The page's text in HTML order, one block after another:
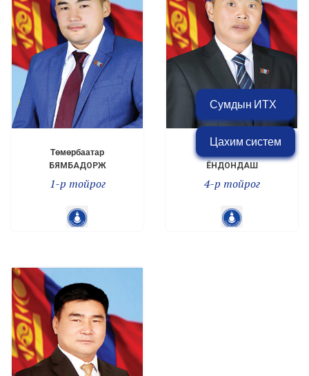
Төмөрбаатар
БЯМБАДОРЖ
1-р тойрог
ЁНДОНДАШ
4-р тойрог
Сумдын ИТХ
Цахим систем